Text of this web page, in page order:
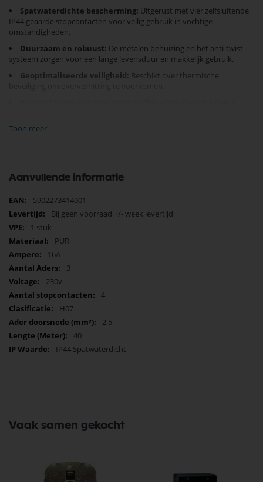
Spatwaterdichte bescherming: Uitgerust met vier zelfsluitende
IP44 geaarde stopcontacten voor veilig gebruik in vochtige
omstandigheden.
Duurzaam en robuust: De metalen behuizing en het anti-twist
systeem zorgen voor een lange levensduur en makkelijk gebruik.
Geoptimaliseerde veiligheid: Beschikt over thermische
schade.
apparatuur, deKEL Kabelhaspel
Bestel nu en til uw bouwprojecten naar een hoger niveau!
Toon meer
Aanvullende informatie
Meer
informatie
5902273414001
Bij geen voorraad +/- week levertijd
1 stuk
PUR
16A
3
230v
4
H07
2,5
40
IP44 Spatwaterdicht
Vaak samen gekocht